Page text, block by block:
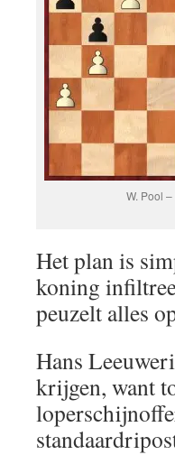
W. Pool
Het plan is
koning
peuzelt alles
Hans
krijgen, want